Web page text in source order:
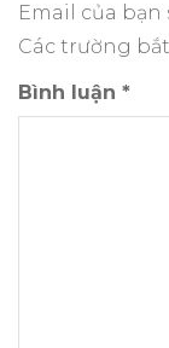
Email của
Các trường
Bình luận *